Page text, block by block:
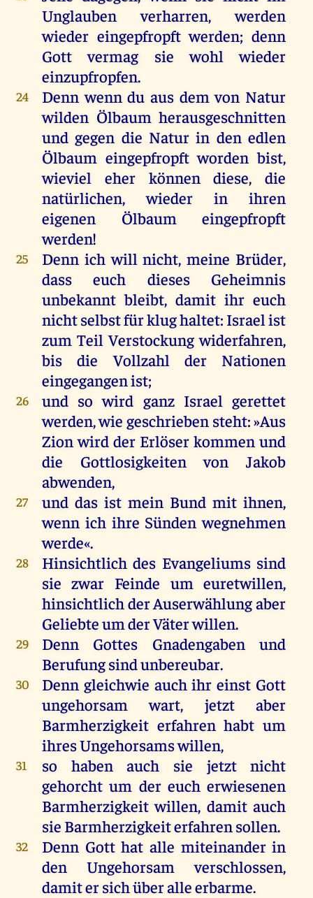
Unglaubenverharren,werden
wiedereingepfropftwerden;denn
Gott
vermag sie wohl
wieder
einzupfropfen.
24 Denn wenn du aus dem von Natur
wilden Ölbaum herausgeschnitten
und gegen die Natur in den edlen
Ölbaum eingepfropftworden bist,
wieviel
eher können diese,die
natürlichen,wieder in
ihren
eigenen
Ölbaum eingepfropft
werden!
25 Denn ich will nicht,meine Brüder,
dasseuch dieses
Geheimnis
unbekannt bleibt, damit ihr euch
nichtselbstfürklughaltet: Israelist
zum Teil Verstockungwiderfahren,
bis
die Vollzahl derNationen
eingegangenist;
26 und so wird ganz Israel gerettet
werden,wie geschrieben steht: »Aus
Zion wird der Erlöser kommen und
die Gottlosigkeitenvon
Jakob
abwenden,
27 und das ist mein Bund mit ihnen,
wenn ich ihre Sünden wegnehmen
werde«.
28 Hinsichtlichdes Evangeliums sind
sie zwar Feinde um euretwillen,
hinsichtlichderAuserwählungaber
GeliebteumderVäterwillen.
29 Denn Gottes Gnadengabenund
Berufungsindunbereubar.
30 Denn gleichwie auch ihr einst Gott
ungehorsam
wart, jetzt
aber
Barmherzigkeit erfahren habt um
ihresUngehorsamswillen,
31 so haben auch sie jetzt
nicht
gehorcht um der eucherwiesenen
Barmherzigkeit willen, damit auch
sie Barmherzigkeiterfahrensollen.
32 Denn Gott hat alle miteinander in
den
Ungehorsam verschlossen,
damitersichüberalleerbarme.